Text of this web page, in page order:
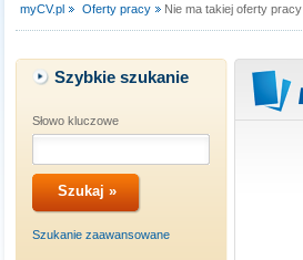
myCV.pl Oferty pracy Nie ma takiej oferty pracy
Szybkie szukanie
Słowo kluczowe
Szukanie zaawansowane